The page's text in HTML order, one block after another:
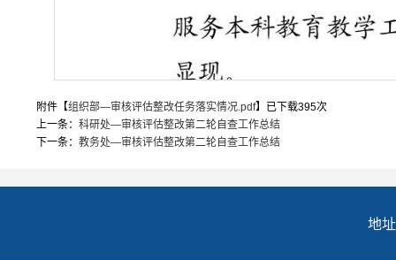
附件【组织部—审核评估整改任务落实情况.pdf】已下载395次
上一条： 科研处—审核评估整改第二轮自查工作总结
下一条： 教务处—审核评估整改第二轮自查工作总结
地